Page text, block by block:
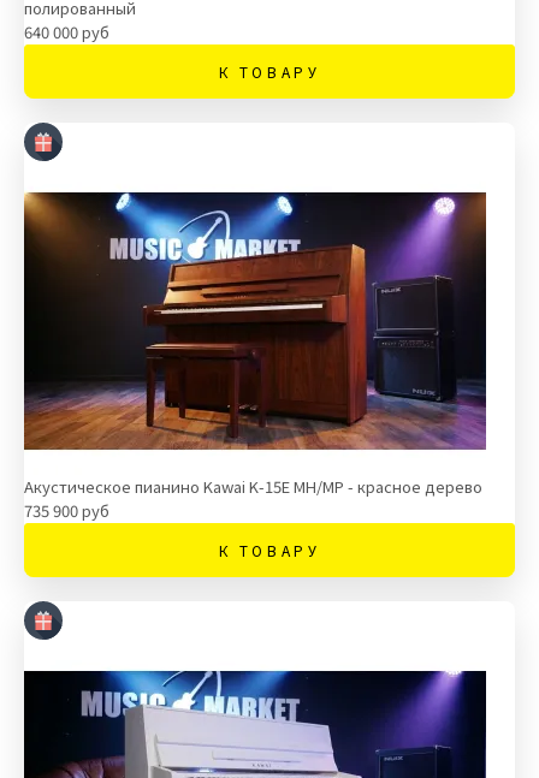
полированный
640 000 руб
К ТОВАРУ
Акустическое пианино Kawai K-15E MH/MP - красное дерево
735 900 руб
К ТОВАРУ